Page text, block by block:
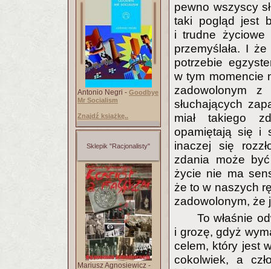
Antonio Negri - Goodbye
Mr Socialism
Znajdź książkę..
Sklepik "Racjonalisty"
Mariusz Agnosiewicz -
pewno wszyscy
taki pogląd jest
i trudne życiowe
przemyślała. I
potrzebie
w tym momencie
zadowolonym
słuchających
miał takiego
opamiętają się i
inaczej się
zdania może
życie nie ma
że to w naszych
zadowolonym, że
To właśnie
i grozę, gdyż
celem, który jest
cokolwiek, a